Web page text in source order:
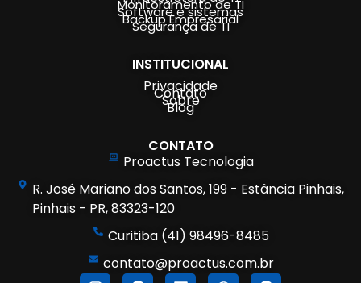
Monitoramento de TI
Software e sistemas
Backup Empresarial
Segurança de TI
INSTITUCIONAL
Privacidade
Contato
Sobre
Blog
CONTATO
Proactus Tecnologia
R. José Mariano dos Santos, 199 - Estância Pinhais,
Pinhais - PR, 83323-120
Curitiba (41) 98496-8485
contato@proactus.com.br